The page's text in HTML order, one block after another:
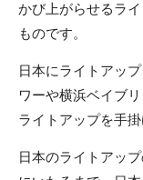
かび上がらせるラ
ものです。
日本にライトアッ
ワーや横浜ベイブ
ライトアップを手
日本のライトアッ